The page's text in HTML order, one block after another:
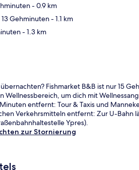
- 0.9 km
Gehminuten- 1.1 km
- 1.3 km
Fishmarket B&B ist nur 15
Wellnessbereich, um dich mit
entfernt: Tour & Taxis und
Verkehrsmitteln entfernt: Zur U-Bahn
Ypres).
zur Stornierung